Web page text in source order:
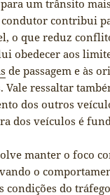
um trânsito
condutor contribui
o que reduz
obedecer aos
de passagem e às
Vale ressaltar
dos outros
dos veículos é
manter o foco
o
condições do